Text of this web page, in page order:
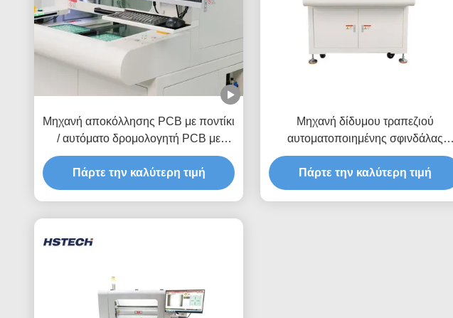
Μηχανή αποκόλλησης PCB με ποντίκι
/ αυτόματο δρομολογητή PCB με
σπινδύλα 60000 στροφών ανά λεπτό
Πάρτε την καλύτερη τιμή
Μηχανή δίδυμου τραπεζιού
αυτοματοποιημένης σφινδάλας
δρομολόγησης μικροσκοπίας PCB
Πάρτε την καλύτερη τιμή